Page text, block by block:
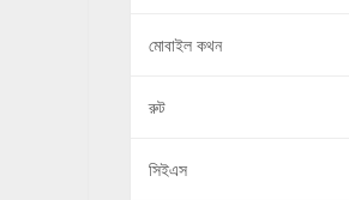
মোবাইল কথন
রুট
সিইএস